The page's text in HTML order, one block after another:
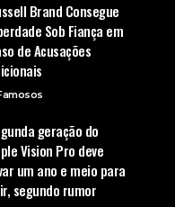
Brand Consegue
Sob Fiança em
de Acusações
geração do
Vision Pro deve
um ano e meio para
segundo rumor